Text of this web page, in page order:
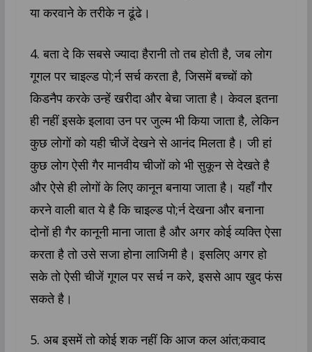
या करवाने के तरीके न ढूंढे।
4. बता दे कि सबसे ज्यादा हैरानी तो तब होती है, जब लोग
गूगल पर चाइल्ड पो;र्न सर्च करता है, जिसमें बच्चों को
किडनैप करके उन्हें खरीदा और बेचा जाता है। केवल इतना
ही नहीं इसके इलावा उन पर जुल्म भी किया जाता है, लेकिन
कुछ लोगों को यही चीजें देखने से आनंद मिलता है। जी हां
कुछ लोग ऐसी गैर मानवीय चीजों को भी सुकून से देखते है
और ऐसे ही लोगों के लिए कानून बनाया जाता है। यहाँ गौर
करने वाली बात ये है कि चाइल्ड पो;र्न देखना और बनाना
दोनों ही गैर कानूनी माना जाता है और अगर कोई व्यक्ति ऐसा
करता है तो उसे सजा होना लाजिमी है। इसलिए अगर हो
सके तो ऐसी चीजें गूगल पर सर्च न करे, इससे आप खुद फंस
सकते है।
5. अब इसमें तो कोई शक नहीं कि आज कल आंत;कवाद